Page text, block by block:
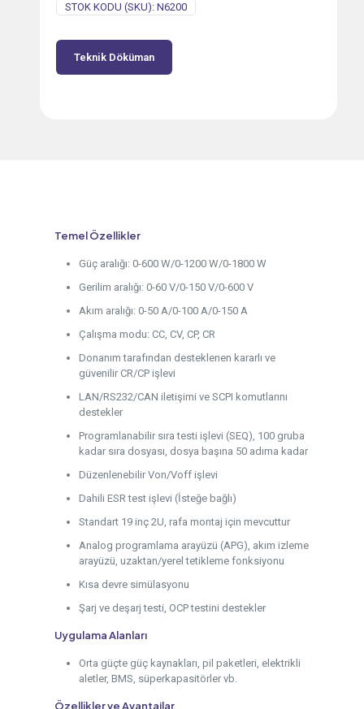
STOK KODU (SKU): N6200
Teknik Döküman
Temel Özellikler
Güç aralığı: 0-600 W/0-1200 W/0-1800 W
Gerilim aralığı: 0-60 V/0-150 V/0-600 V
Akım aralığı: 0-50 A/0-100 A/0-150 A
Çalışma modu: CC, CV, CP, CR
Donanım tarafından desteklenen kararlı ve
güvenilir CR/CP işlevi
LAN/RS232/CAN iletişimi ve SCPI komutlarını
destekler
Programlanabilir sıra testi işlevi (SEQ), 100 gruba
kadar sıra dosyası, dosya başına 50 adıma kadar
Düzenlenebilir Von/Voff işlevi
Dahili ESR test işlevi (İsteğe bağlı)
Standart 19 inç 2U, rafa montaj için mevcuttur
Analog programlama arayüzü (APG), akım izleme
arayüzü, uzaktan/yerel tetikleme fonksiyonu
Kısa devre simülasyonu
Şarj ve deşarj testi, OCP testini destekler
Uygulama Alanları
Orta güçte güç kaynakları, pil paketleri, elektrikli
aletler, BMS, süperkapasitörler vb.
Özellikler ve Avantajlar